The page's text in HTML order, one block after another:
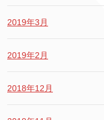
2019年3月
2019年2月
2018年12月